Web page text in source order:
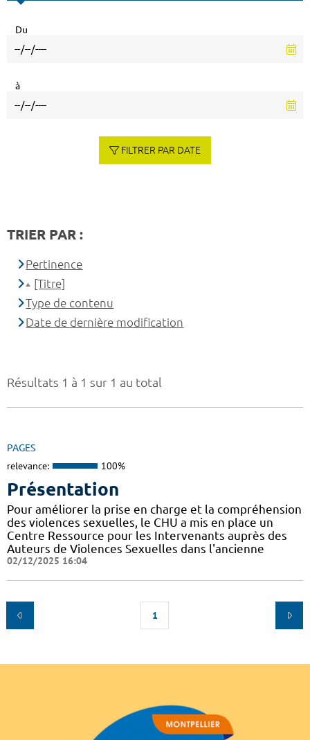
Résultats 1 à 1 sur 1 au total
PAGES
relevance: 100%
Présentation
Pour améliorer la prise en charge et la compréhension
des violences sexuelles, le CHU a mis en place un
Centre Ressource pour les Intervenants auprès des
Auteurs de Violences Sexuelles dans l'ancienne
02/12/2025 16:04
1
Du
à
FILTRER PAR DATE
TRIER PAR :
Pertinence
[Titre]
Type de contenu
Date de dernière modification